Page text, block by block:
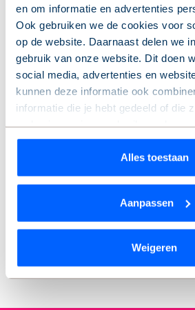
en om informatie en advertenties
Ook gebruiken we de cookies voor
op de website. Daarnaast delen we
gebruik van onze website. Dit doen
social media, advertenties en
kunnen deze informatie ook
informatie die je hebt gedeeld of die
Wil je je keuze aanpassen of je
Dat kan op elk moment via de link ‘
We werken samen met9 derdendie
Alles toestaan
Aanpassen
Weigeren
marketingcookies toestaan.
Cookies
Bekijk op YouTube
Taart op straat
vroegen: wat maakt een huis een
fijne buurt? En wat wens je
op. Bekijk de video en ontdek wat